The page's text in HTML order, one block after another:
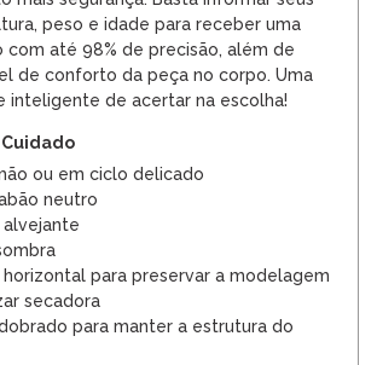
peso e idade para receber uma
com até 98% de precisão, além de
de conforto da peça no corpo. Uma
inteligente de acertar na escolha!
ou em ciclo delicado
neutro
alvejante
horizontal para preservar a modelagem
secadora
para manter a estrutura do